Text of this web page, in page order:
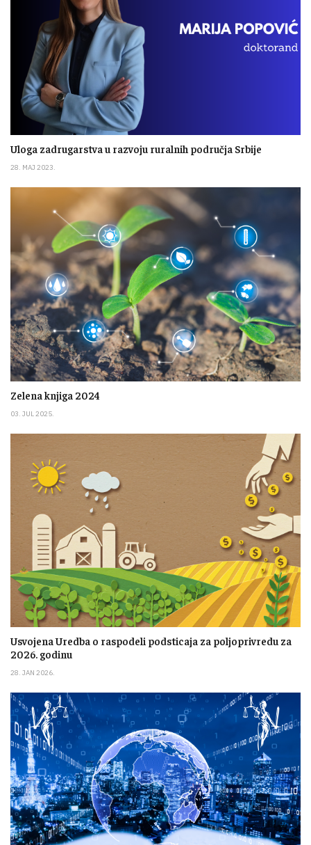
Uloga zadrugarstva u razvoju ruralnih područja Srbije
28. MAJ 2023.
Zelena knjiga 2024
03. JUL 2025.
Usvojena Uredba o raspodeli podsticaja za poljoprivredu za
2026. godinu
28. JAN 2026.